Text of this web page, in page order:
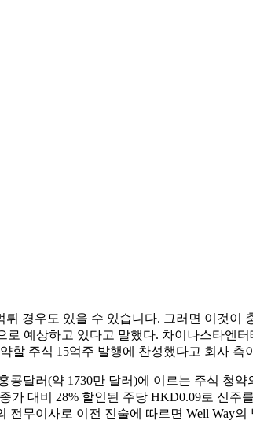
경우도 있을 수 있습니다. 그러면 이것이
예상하고 있다고 말했다. 차이나스타엔터
할 주식 15억주 발행에 찬성했다고 회사 측
달러(약 1730만 달러)에 이르는 주식 청
대비 28% 할인된 주당 HKD0.09로 신주
무이사로 이전 진술에 따르면 Well Way